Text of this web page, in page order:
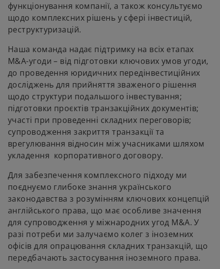
функціонування компанії, а також консультуємо
щодо комплексних рішень у сфері інвестицій,
реструктуризацій.
Наша команда надає підтримку на всіх етапах
M&A-угоди – від підготовки ключових умов угоди,
до проведення юридичних передінвестиційних
досліджень для прийняття зваженого рішення
щодо структури подальшого інвестування;
підготовки проєктів транзакційних документів;
участі при проведенні складних переговорів;
супроводження закриття транзакції та
врегулювання відносин між учасниками шляхом
укладення корпоративного договору.
Для забезпечення комплексного підходу ми
поєднуємо глибоке знання українського
законодавства з розумінням ключових концепцій
англійського права, що має особливе значення
для супроводження у міжнародних угод M&A. У
разі потреби ми залучаємо колег з іноземних
офісів для опрацювання складних транзакцій, що
передбачають застосування іноземного права.